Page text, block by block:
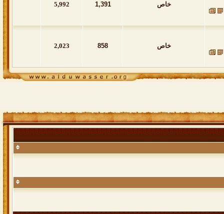
خاص 1,391
5,992
خاص 858
2,023